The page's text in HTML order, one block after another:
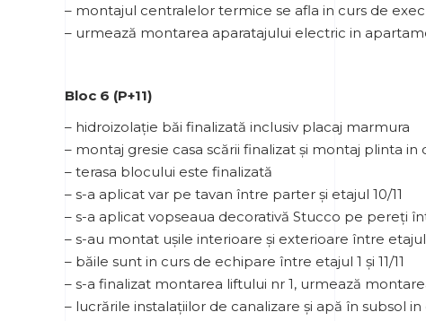
– montajul centralelor termice se afla in curs de
– urmează montarea aparatajului electric in
Bloc 6 (P+11)
– hidroizolație băi finalizată inclusiv placaj marmura
– montaj gresie casa scării finalizat și montaj plinta in
– terasa blocului este finalizată
– s-a aplicat var pe tavan între parter și etajul 10/11
– s-a aplicat vopseaua decorativă Stucco pe pereți
– s-au montat ușile interioare și exterioare între etajul
– băile sunt in curs de echipare între etajul 1 și 11/11
– s-a finalizat montarea liftului nr 1, urmează
– lucrările instalațiilor de canalizare și apă în subsol